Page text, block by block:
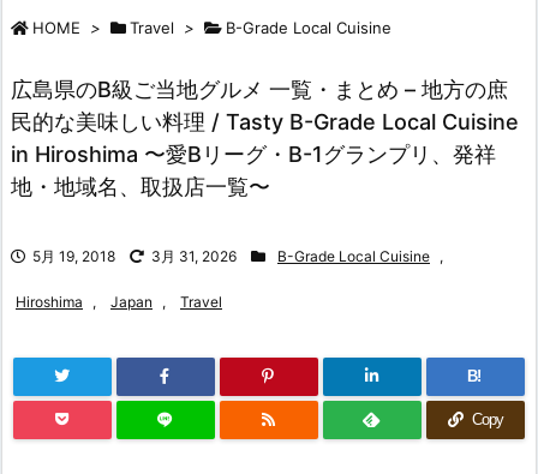
HOME > Travel > B-Grade Local Cuisine
広島県のB級ご当地グルメ 一覧・まとめ – 地方の庶
民的な美味しい料理 / Tasty B-Grade Local Cuisine
in Hiroshima 〜愛Bリーグ・B-1グランプリ、発祥
地・地域名、取扱店一覧〜
5月 19, 2018 3月 31, 2026 B-Grade Local Cuisine ,
Hiroshima , Japan , Travel
B!
Copy